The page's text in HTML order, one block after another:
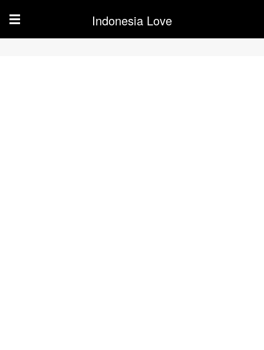
☰ Indonesia Love